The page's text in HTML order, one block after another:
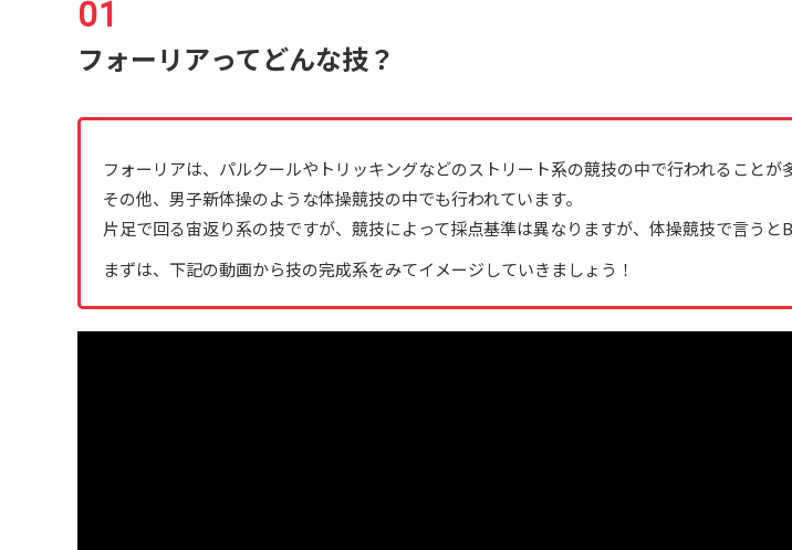
フォーリアってどんな技？
フォーリアは、パルクールやトリッキングなどのストリート系の競技の中で行われることが
その他、男子新体操のような体操競技の中でも行われています。
片足で回る宙返り系の技ですが、競技によって採点基準は異なりますが、体操競技で言うと
まずは、下記の動画から技の完成系をみてイメージしていきましょう！